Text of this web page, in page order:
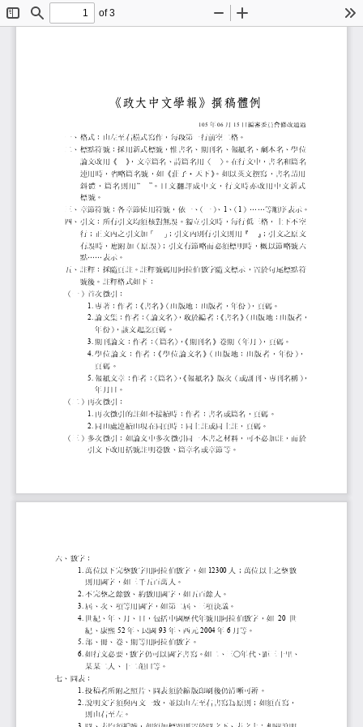
ToggleFind
of 3
Zoom
《政大中文學報》撰稿
105年 06 月 15 日編審委員會修改通過
一、格式：由左至右橫式寫作，每段第一行前空二
二、標點符號：採用新式標號，惟書名、期刊名、
論文改用《
》，文章篇名、詩篇名用〈
〉。在行文中，書名和篇
連用時，省略篇名號，如《莊子•天下》
。如以英文撰寫，書名
斜 體 ， 篇 名 則 用
“ ” 。 日 文 翻 譯 成 中 文 ， 行 文 時 亦 改
標 號 。
三、章節符號：各章節使用符號，依一、
（一）
、 1 、（ 1 ）......等順序表示。
四、引文：所有引文均須核對無誤。獨立引文時，
行；正文內之引文加「
」；引文內別有引文則用『
』；引文之原文
有誤時，應附加（原誤）；引文有節略而必須標明時，概
點......表示。
五、註釋：採隨頁註。註釋號碼用阿拉伯數字隨文
號後。註釋格式如下：
（一）首次徵引：
1. 專著：作者：
《書名》（出版地：出版者，年份）
，頁碼。
2.論文集：作者：
〈論文名〉，收於編者：
《書名》（出版地：出版者，
年份），該文起訖頁碼。
3.期刊論文：作者：
〈篇名〉
，《期刊名》卷期（年月）
，頁碼。
4.學 位 論 文 ： 作 者 ：《 學 位 論 文 名 》（ 出 版 地 ： 出 版 者 ， 年 份
，
頁碼。
5. 報紙文章：作者：
〈篇名〉
，《報紙名》版次（或副刊、專
，
年月日。
（二）再次徵引：
1. 再次徵引的註如不接續時：作者：書名或篇
2. 同出處連續出現在同頁時：同上註或同上註
（三）多次徵引：如論文中多次徵引同一本書之材料
引文下改用括號註明卷數、篇章名或章節等。
六、數字：
1.萬位以下完整數字用阿拉伯數字，如
12300人；萬位以上之整數
則用國字，如三千五百萬人。
2.不完整之餘數、約數用國字，如五百餘人。
3.屆、次、項等用國字，如第二屆、三項決議。
4. 世紀、年、月、日，包括中國歷代年號用阿拉
20世
紀、康熙
52年、民國
93年、西元
2004
年 6 月等。
5. 部、冊、卷、期等用阿拉伯數字。
6.如行文必要，數字仍可以國字書寫。如二、三
某某二人、十二韻目等。
七、圖表：
1.投稿者所附之照片、圖表須於縮版印刷後仍清
2.
說明文字須與內文一致，並以由左至右書寫為
則由右至左。